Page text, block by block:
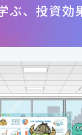
ぶ、投資効